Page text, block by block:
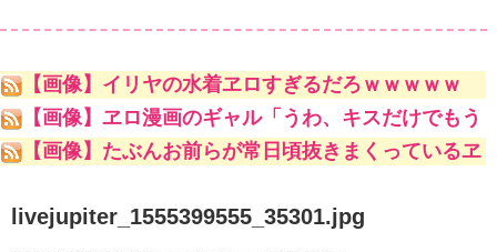
【画像】イリヤの水着ヱロすぎるだろｗｗｗｗｗ
【画像】ヱロ漫画のギャル「うわ、キスだけでもう
こんな勃起してんじゃんｗ」
【画像】たぶんお前らが常日頃抜きまくっているヱ
livejupiter_1555399555_35301.jpg